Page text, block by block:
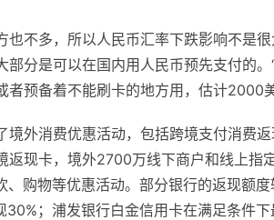
不多，所以人民币汇率下跌影响不是很
分是可以在国内用人民币预先支付的
者预备着不能刷卡的地方用，估计2000
境外消费优惠活动，包括跨境支付消费
返现卡，境外2700万线下商户和线上指
购物等优惠活动。部分银行的返现额度
30%；浦发银行白金信用卡在满足条件下